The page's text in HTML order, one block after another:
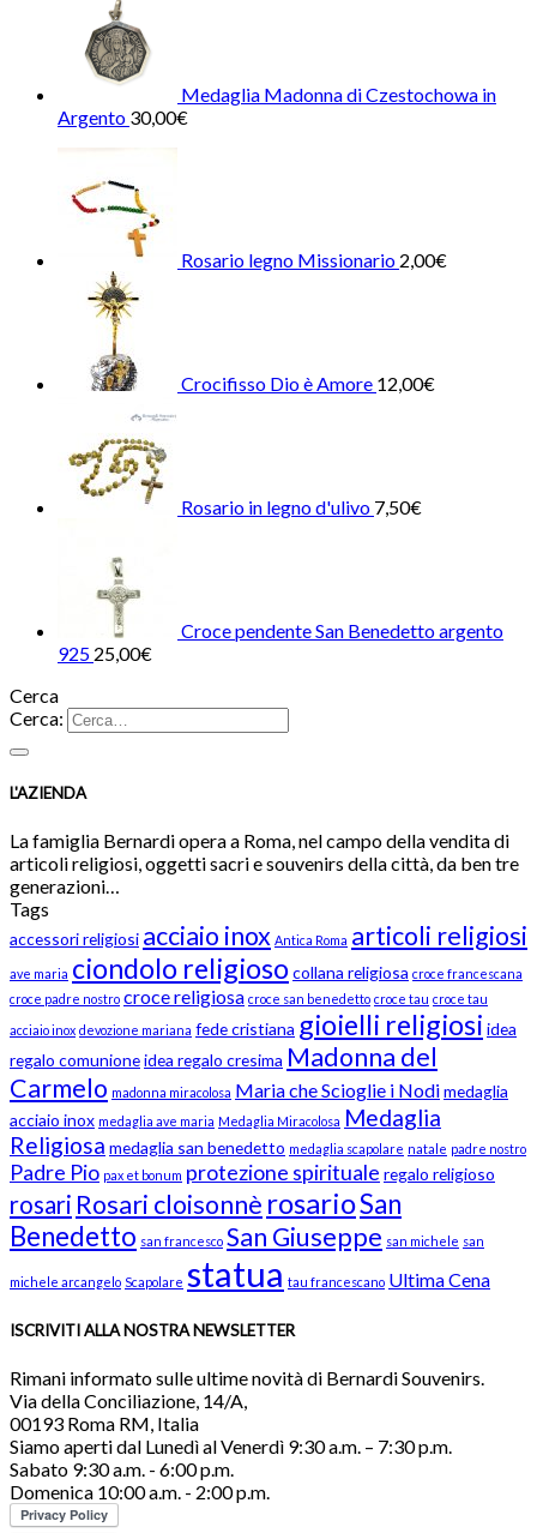
Medaglia Madonna di Czestochowa in
Argento 30,00€
Rosario legno Missionario 2,00€
Crocifisso Dio è Amore 12,00€
Rosario in legno d'ulivo 7,50€
Croce pendente San Benedetto argento
925 25,00€
Cerca
Cerca:
L'AZIENDA
La famiglia Bernardi opera a Roma, nel campo della vendita di
articoli religiosi, oggetti sacri e souvenirs della città, da ben tre
generazioni…
Tags
accessori religiosi acciaio inox Antica Roma articoli religiosi
ave maria ciondolo religiosocollana religiosa croce francescana
croce padre nostro croce religiosa croce san benedetto croce tau croce tau
acciaio inox devozione mariana fede cristiana gioielli religiosi idea
regalo comunioneidea regalo cresima Madonna del
Carmelo madonna miracolosa Maria che Scioglie i Nodimedaglia
acciaio inox medaglia ave maria Medaglia Miracolosa Medaglia
Religiosa medaglia san benedetto medaglia scapolare natale padre nostro
Padre Pio pax et bonum protezione spirituale regalo religioso
rosari Rosari cloisonnè rosarioSan
Benedetto san francesco San Giuseppe san michele san
michele arcangelo Scapolare statua tau francescano Ultima Cena
ISCRIVITI ALLA NOSTRA NEWSLETTER
Rimani informato sulle ultime novità di Bernardi Souvenirs.
Via della Conciliazione, 14/A,
00193 Roma RM, Italia
Siamo aperti dal Lunedì al Venerdì 9:30 a.m. – 7:30 p.m.
Sabato 9:30 a.m. - 6:00 p.m.
Domenica 10:00 a.m. - 2:00 p.m.